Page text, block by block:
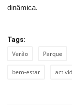
dinâmica.
Tags:
Verão Parque
bem-estar